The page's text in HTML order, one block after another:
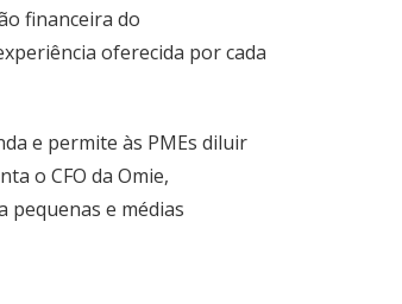
financeira do
oferecida por cada
e permite às PMEs diluir
o CFO da Omie,
pequenas e médias